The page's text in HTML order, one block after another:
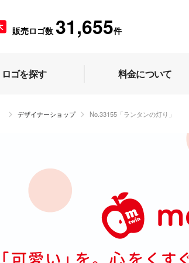
販売ロゴ数 31,655件
ロゴを探す 料金について
デザイナーショップ No.33155「ランタンの灯り」